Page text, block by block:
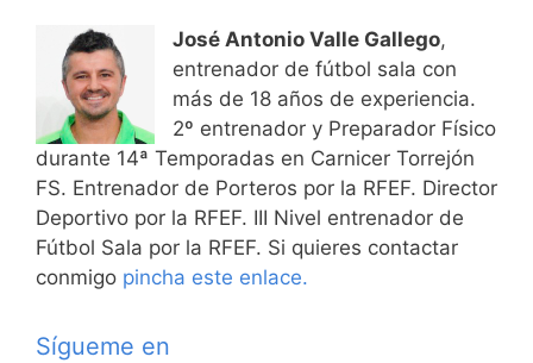
José Antonio Valle Gallego,
entrenador de fútbol sala con
más de 18 años de experiencia.
2º entrenador y Preparador Físico
durante 14ª Temporadas en Carnicer Torrejón
FS. Entrenador de Porteros por la RFEF. Director
Deportivo por la RFEF. III Nivel entrenador de
Fútbol Sala por la RFEF. Si quieres contactar
conmigo pincha este enlace.
Sígueme en